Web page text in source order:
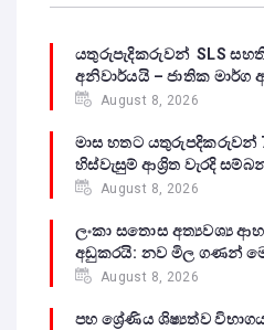
යතුරුපැදිකරුවන් SLS
අනිවාර්යයි – ජාතික
August 8, 2026
මාස හතට යතුරුපදිකරුවන්
හිස්වැසුම් ආශ්‍රිත වැරදි
August 8, 2026
ලංකා සතොස අත්‍යවශ්‍ය
අඩුකරයි: නව මිල ගණන්
August 8, 2026
පහ ශ්‍රේණිය ශිෂ්‍යත්ව